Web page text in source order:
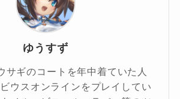
ゆうすず
サギのコートを年中着ていた人
ウスオンラインをプレイしてい